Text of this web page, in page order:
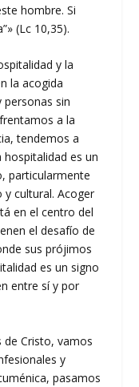
hombre. Si
(Lc 10,35).
y la
la acogida
sin
a la
tendemos a
es un
particularmente
cultural. Acoger
en el centro del
el desafío de
sus prójimos
es un signo
entre sí y por
Cristo, vamos
y
pasamos